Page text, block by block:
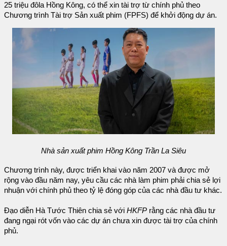
25 triệu đôla Hồng Kông, có thể xin tài trợ từ chính phủ theo
Chương trình Tài trợ Sản xuất phim (FPFS) để khởi động dự án.
Nhà sản xuất phim Hồng Kông Trần La Siêu
Chương trình này, được triển khai vào năm 2007 và được mở
rộng vào đầu năm nay, yêu cầu các nhà làm phim phải chia sẻ lợi
nhuận với chính phủ theo tỷ lệ đóng góp của các nhà đầu tư khác.
Đạo diễn Hà Tước Thiên chia sẻ với HKFP rằng các nhà đầu tư
đang ngại rót vốn vào các dự án chưa xin được tài trợ của chính
phủ.